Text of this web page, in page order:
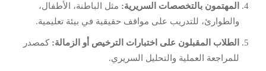
المهتمون بالتخصصات السريرية: مثل الباطنة، الأطفال،
والطوارئ، للتدريب على مواقف حقيقية في بيئة تعليمية.
الطلاب المقبلون على اختبارات الترخيص أو الزمالة: كمصدر
للمراجعة العملية والتحليل السريري.